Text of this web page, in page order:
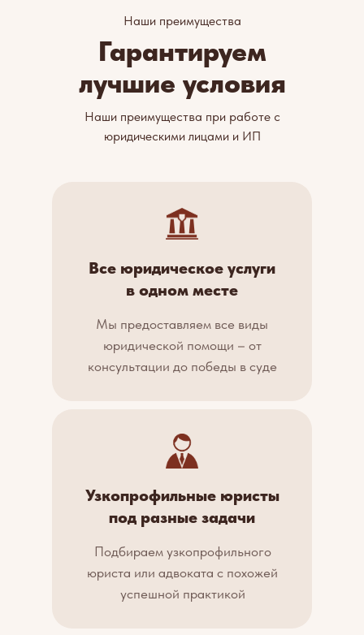
Гарантируем
лучшие условия
Наши преимущества
Наши преимущества при работе с
юридическими лицами и ИП
Все юридическое услуги
в одном месте
Мы предоставляем все виды
юридической помощи – от
консультации до победы в суде
Узкопрофильные юристы
под разные задачи
Подбираем узкопрофильного
юриста или адвоката с похожей
успешной практикой